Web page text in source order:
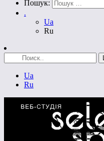
Пошук:
.
Ua
Ru
Ua
Ru